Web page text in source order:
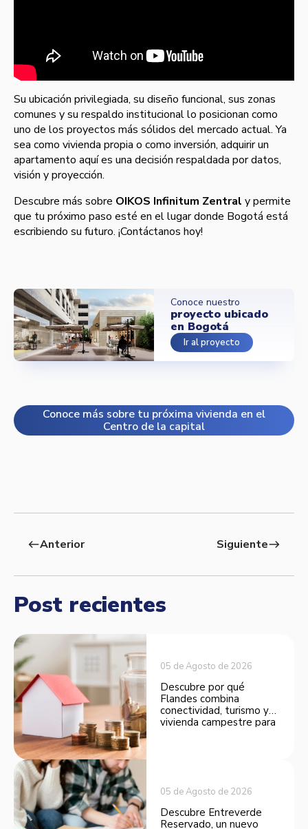
Su ubicación privilegiada, su diseño funcional, sus zonas
comunes y su respaldo institucional lo posicionan como
uno de los proyectos más sólidos del mercado actual. Ya
sea como vivienda propia o como inversión, adquirir un
apartamento aquí es una decisión respaldada por datos,
visión y proyección.
Descubre más sobre OIKOS Infinitum Zentral y permite
que tu próximo paso esté en el lugar donde Bogotá está
escribiendo su futuro. ¡Contáctanos hoy!
Conoce nuestro
proyecto ubicado
en Bogotá
Ir al proyecto
Conoce más sobre tu próxima vivienda en el
Centro de la capital
westAnterior Siguienteeast
Post recientes
05 de Agosto de 2026
Descubre por qué
Flandes combina
conectividad, turismo y
vivienda campestre para
05 de Agosto de 2026
Descubre Entreverde
Reservado, un nuevo